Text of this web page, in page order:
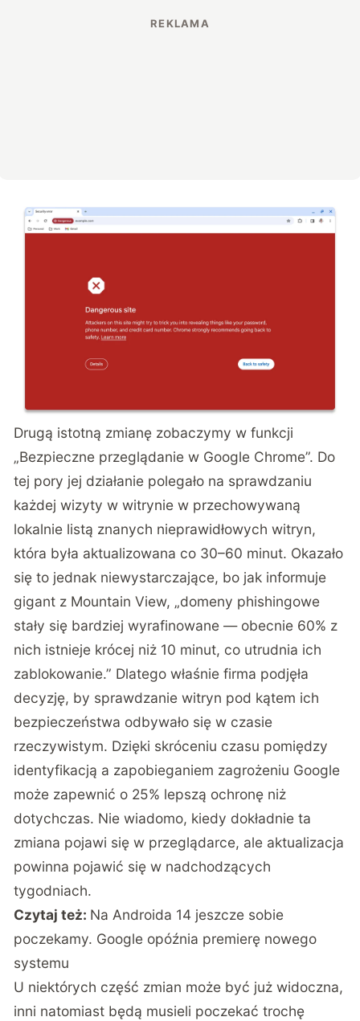
Drugą istotną zmianę zobaczymy w funkcji
„Bezpieczne przeglądanie w Google Chrome”. Do
tej pory jej działanie polegało na sprawdzaniu
każdej wizyty w witrynie w przechowywaną
lokalnie listą znanych nieprawidłowych witryn,
która była aktualizowana co 30–60 minut. Okazało
się to jednak niewystarczające, bo jak informuje
gigant z Mountain View, „domeny phishingowe
stały się bardziej wyrafinowane — obecnie 60% z
nich istnieje krócej niż 10 minut, co utrudnia ich
zablokowanie.” Dlatego właśnie firma podjęła
decyzję, by sprawdzanie witryn pod kątem ich
bezpieczeństwa odbywało się w czasie
rzeczywistym. Dzięki skróceniu czasu pomiędzy
identyfikacją a zapobieganiem zagrożeniu Google
może zapewnić o 25% lepszą ochronę niż
dotychczas. Nie wiadomo, kiedy dokładnie ta
zmiana pojawi się w przeglądarce, ale aktualizacja
powinna pojawić się w nadchodzących
tygodniach.
Czytaj też: Na Androida 14 jeszcze sobie
poczekamy. Google opóźnia premierę nowego
systemu
U niektórych część zmian może być już widoczna,
inni natomiast będą musieli poczekać trochę